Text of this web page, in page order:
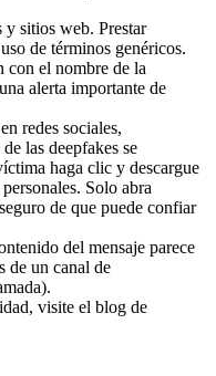
sitios web. Prestar
de términos genéricos.
con el nombre de la
alerta importante de
redes sociales,
las deepfakes se
haga clic y descargue
Solo abra
de que puede confiar
del mensaje parece
de un canal de
visite el blog de